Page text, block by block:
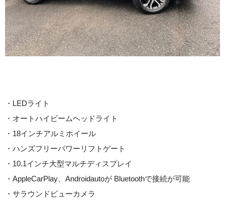
・LEDライト
・オートハイビームヘッドライト
・18インチアルミホイール
・ハンズフリーパワーリフトゲート
・10.1インチ大型マルチディスプレイ
・AppleCarPlay、Androidautoが Bluetoothで接続が可能
・サラウンドビューカメラ